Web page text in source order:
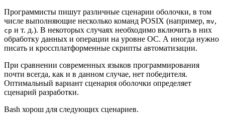
Программисты пишут различные сценарии оболочки, в том
числе выполняющие несколько команд POSIX (например, mv,
cp и т. д.). В некоторых случаях необходимо включить в них
обработку данных и операции на уровне ОС. А иногда нужно
писать и кроссплатформенные скрипты автоматизации.
При сравнении современных языков программирования
почти всегда, как и в данном случае, нет победителя.
Оптимальный вариант сценария оболочки определяет
сценарий разработки.
Bash хорош для следующих сценариев.